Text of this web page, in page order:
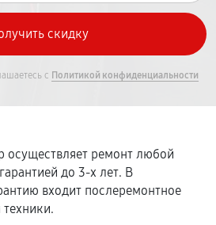
с Политикой конфиденциальности
осуществляет ремонт любой
до 3-х лет. В
входит послеремонтное